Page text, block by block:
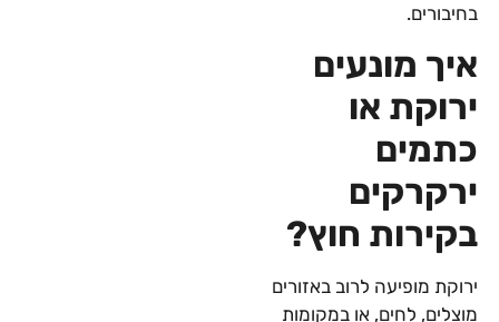
בחיבורים.
איך מונעים
ירוקת או
כתמים
ירקרקים
בקירות חוץ?
ירוקת מופיעה לרוב באזורים
מוצלים, לחים, או במקומות